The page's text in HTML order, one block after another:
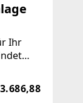
Ihr